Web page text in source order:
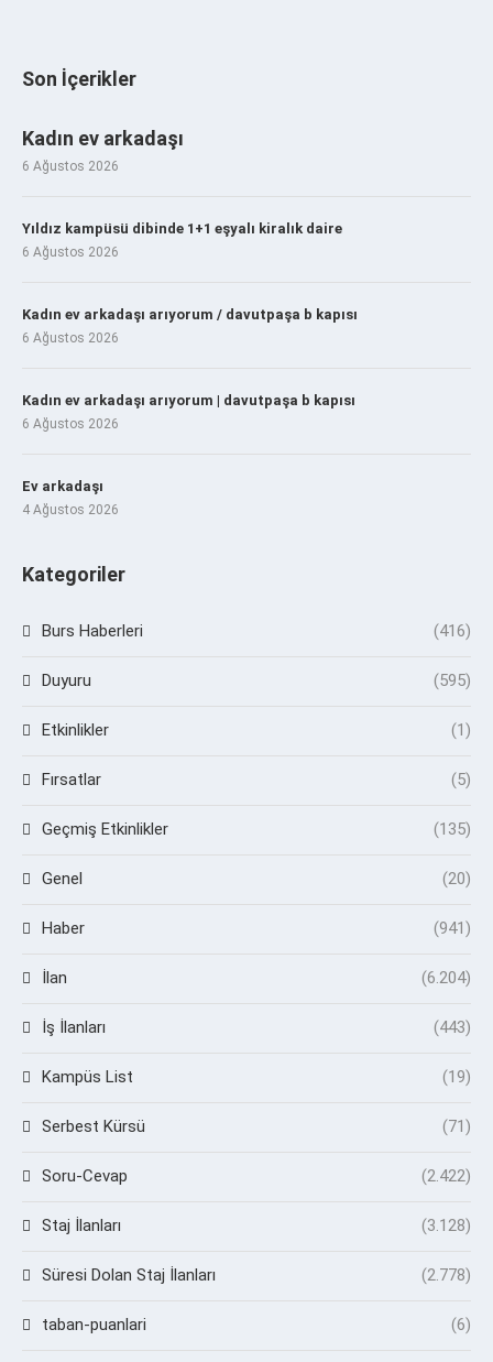
Son İçerikler
Kadın ev arkadaşı
6 Ağustos 2026
Yıldız kampüsü dibinde 1+1 eşyalı kiralık daire
6 Ağustos 2026
Kadın ev arkadaşı arıyorum / davutpaşa b kapısı
6 Ağustos 2026
Kadın ev arkadaşı arıyorum | davutpaşa b kapısı
6 Ağustos 2026
Ev arkadaşı
4 Ağustos 2026
Kategoriler
Burs Haberleri (416)
Duyuru (595)
Etkinlikler (1)
Fırsatlar (5)
Geçmiş Etkinlikler (135)
Genel (20)
Haber (941)
İlan (6.204)
İş İlanları (443)
Kampüs List (19)
Serbest Kürsü (71)
Soru-Cevap (2.422)
Staj İlanları (3.128)
Süresi Dolan Staj İlanları (2.778)
taban-puanlari (6)